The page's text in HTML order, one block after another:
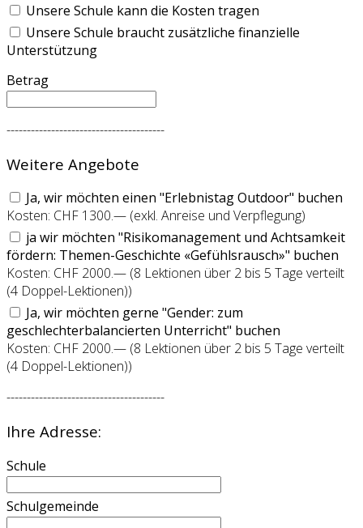
Unsere Schule kann die Kosten tragen
Unsere Schule braucht zusätzliche finanzielle
Unterstützung
Betrag
---------------------------------------
Weitere Angebote
Ja, wir möchten einen "Erlebnistag Outdoor" buchen
Kosten: CHF 1300.— (exkl. Anreise und Verpflegung)
ja wir möchten "Risikomanagement und Achtsamkeit
fördern: Themen-Geschichte «Gefühlsrausch»" buchen
Kosten: CHF 2000.— (8 Lektionen über 2 bis 5 Tage verteilt
(4 Doppel-Lektionen))
Ja, wir möchten gerne "Gender: zum
geschlechterbalancierten Unterricht" buchen
Kosten: CHF 2000.— (8 Lektionen über 2 bis 5 Tage verteilt
(4 Doppel-Lektionen))
---------------------------------------
Ihre Adresse:
Schule
Schulgemeinde